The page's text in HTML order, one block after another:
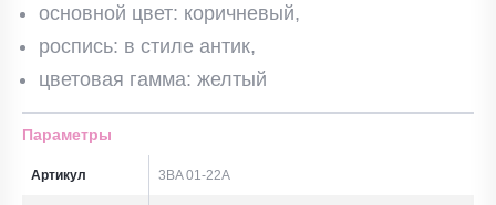
основной цвет: коричневый,
роспись: в стиле антик,
цветовая гамма: желтый
Параметры
Артикул 3BA 01-22A